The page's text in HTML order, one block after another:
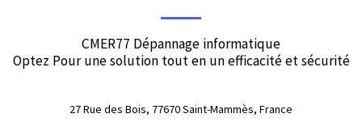
CMER77 Dépannage informatique
Optez Pour une solution tout en un efficacité et sécurité
27 Rue des Bois, 77670 Saint-Mammès, France